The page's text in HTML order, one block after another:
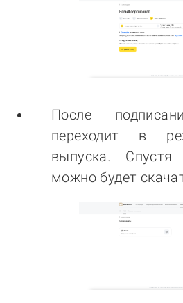
После
переходит в
выпуска.
можно будет